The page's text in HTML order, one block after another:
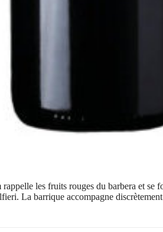
les fruits rouges du barbera et
La barrique accompagne